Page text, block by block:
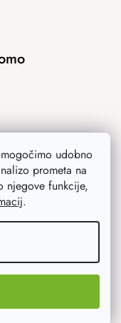
udobno
prometa na
njegove funkcije,
.